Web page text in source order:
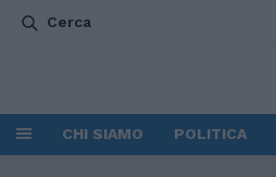
Cerca
CHI SIAMO POLITICA